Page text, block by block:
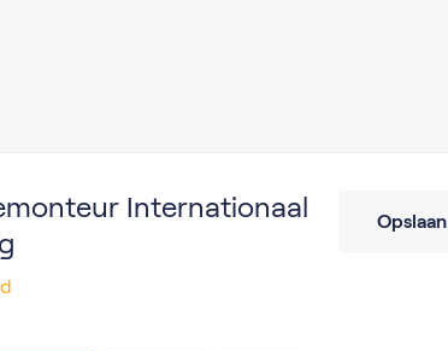
Internationaal
Opslaan